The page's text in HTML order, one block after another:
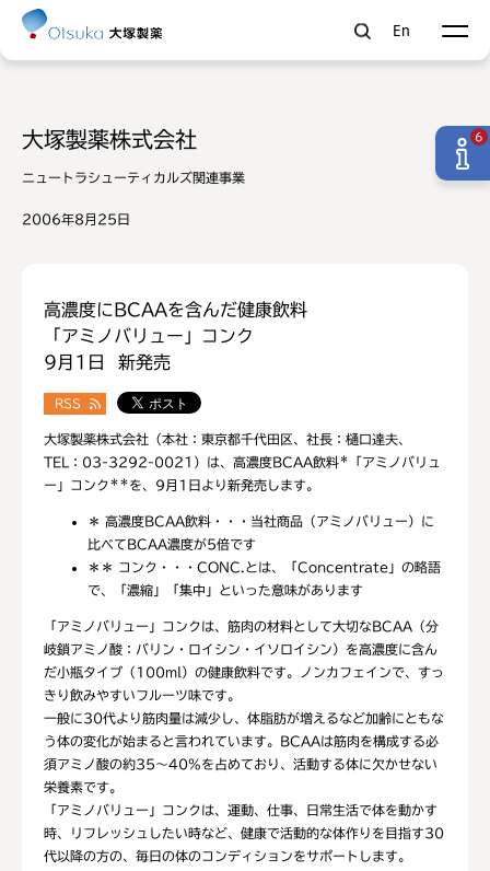
En
大塚製薬株式会社
ニュートラシューティカルズ関連事業
2006年8月25日
高濃度にBCAAを含んだ健康飲料
「アミノバリュー」コンク
9月1日 新発売
RSS
大塚製薬株式会社（本社：東京都千代田区、社長：樋口達夫、
TEL：03-3292-0021）は、高濃度BCAA飲料＊
「アミノバリュ
ー」コンク ＊＊ を、9月1日より新発売します。
＊ 高濃度BCAA飲料・・・当社商品（アミノバリュー）に
比べてBCAA濃度が5倍です
＊＊ コンク・・・CONC.とは、「Concentrate」の略語
で、「濃縮」「集中」といった意味があります
「アミノバリュー」コンクは、筋肉の材料として大切なBCAA（分
岐鎖アミノ酸：バリン・ロイシン・イソロイシン）を高濃度に含ん
だ小瓶タイプ（100ml）の健康飲料です。ノンカフェインで、すっ
きり飲みやすいフルーツ味です。
一般に30代より筋肉量は減少し、体脂肪が増えるなど加齢にともな
う体の変化が始まると言われています。BCAAは筋肉を構成する必
須アミノ酸の約35～40%を占めており、活動する体に欠かせない
栄養素です。
「アミノバリュー」コンクは、運動、仕事、日常生活で体を動かす
時、リフレッシュしたい時など、健康で活動的な体作りを目指す30
代以降の方の、毎日の体のコンディションをサポートします。
6